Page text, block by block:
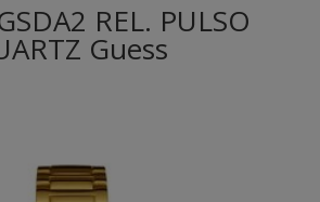
REL. PULSO
Guess